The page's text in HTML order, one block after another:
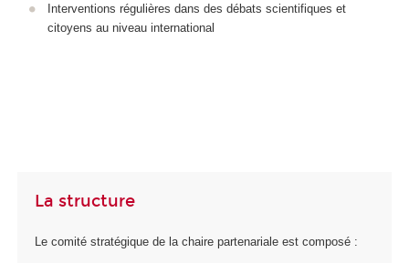
Interventions régulières dans des débats scientifiques et
citoyens au niveau international
La structure
Le comité stratégique de la chaire partenariale est composé :